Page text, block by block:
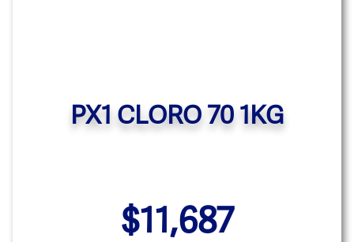
PX1 CLORO 70 1KG
$11,687